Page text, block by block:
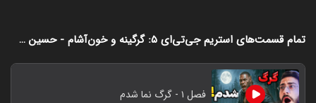
تمام قسمت‌های استریم جی‌تی‌ای ۵: گرگینه و خون‌آشام - حسین آرتی‌جی
فصل ۱ - گرگ نما شدم